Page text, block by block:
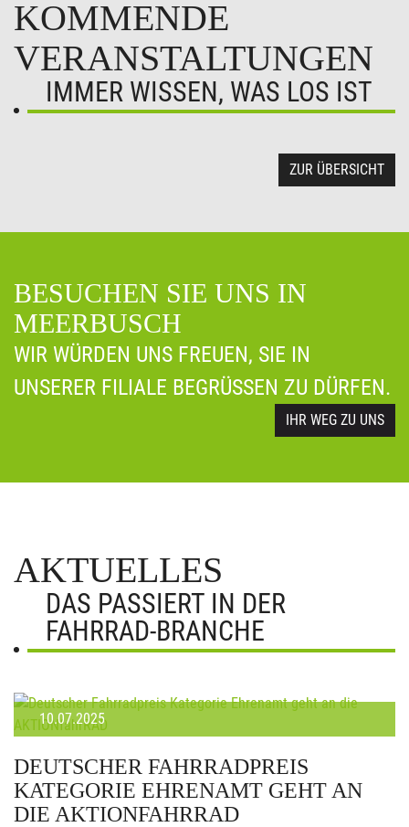
KOMMENDE
VERANSTALTUNGEN
IMMER WISSEN, WAS LOS IST
ZUR ÜBERSICHT
BESUCHEN SIE UNS IN
MEERBUSCH
WIR WÜRDEN UNS FREUEN, SIE IN
UNSERER FILIALE BEGRÜSSEN ZU DÜRFEN.
IHR WEG ZU UNS
AKTUELLES
DAS PASSIERT IN DER
FAHRRAD-BRANCHE
10.07.2025
DEUTSCHER FAHRRADPREIS
KATEGORIE EHRENAMT GEHT AN
DIE AKTIONFAHRRAD